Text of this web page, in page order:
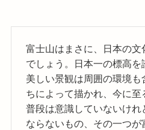
富士山はまさに、日本の
でしょう。日本一の標高
美しい景観は周囲の環境も
ちによって描かれ、今に至
普段は意識していないけ
ならないもの、その一つが